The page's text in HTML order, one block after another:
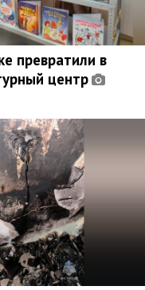
превратили в
центр